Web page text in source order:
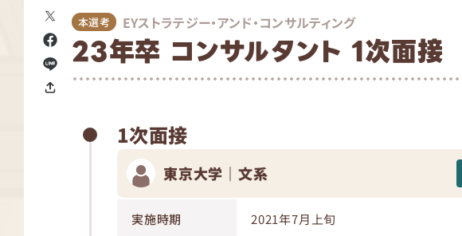
本選考 EYストラテジー・アンド・コンサルティング
23年卒 コンサルタント 1次面接
1次面接
東京大学｜文系
実施時期 2021年7月上旬